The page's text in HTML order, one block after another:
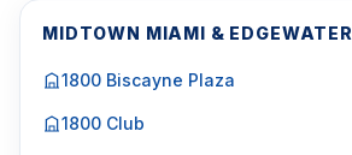
MIDTOWN MIAMI & EDGEWATER
1800 Biscayne Plaza
1800 Club